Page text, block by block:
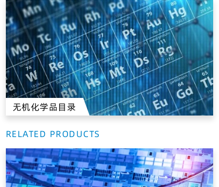
无机化学品目录
RELATED PRODUCTS